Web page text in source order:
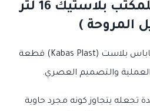
باسكت قمامة للمكتب بلاستيك 16 لتر
المروحة )
يُعد باسكت الديكور من كاباس بلاست (Kabas Plast) قطعة
والتصميم العصري.
يتجاوز كونه مجرد حاوية